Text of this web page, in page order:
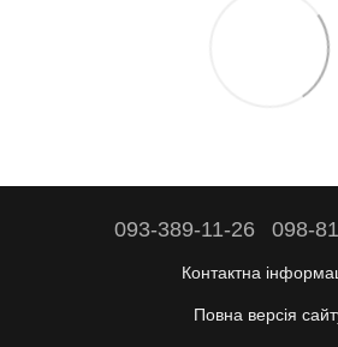
093-389-11-26 098-
Контактна
Повна версія